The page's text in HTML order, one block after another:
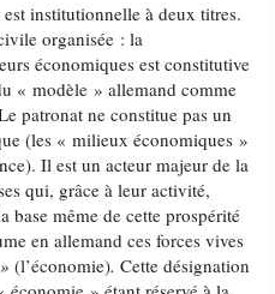
institutionnelle à deux titres.
organisée : la
économiques est constitutive
« modèle » allemand comme
patronat ne constitue pas un
(les « milieux économiques »
Il est un acteur majeur de la
qui, grâce à leur activité,
base même de cette prospérité
en allemand ces forces vives
»(l’économie).Cette désignation